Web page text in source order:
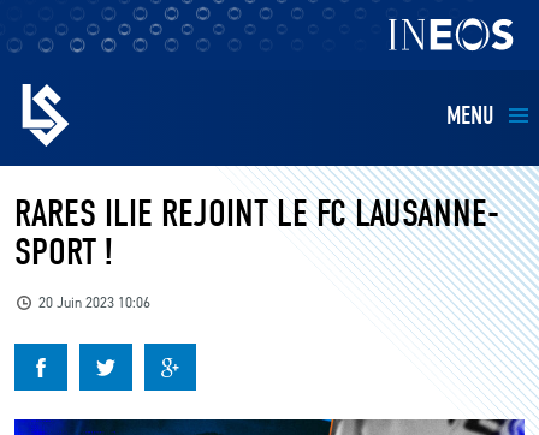
MENU
EQUIPES
BILLETTERIE
KIDS
RARES ILIE REJOINT LE FC LAUSANNE-
SPORT !
20 Juin 2023 10:06